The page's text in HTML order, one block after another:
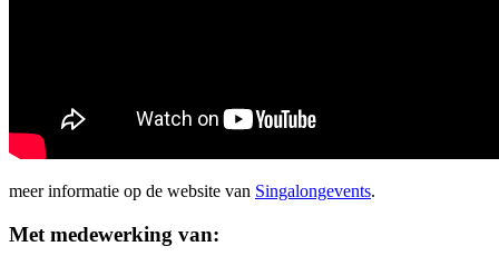
meer informatie op de website van Singalongevents.
Met medewerking van: